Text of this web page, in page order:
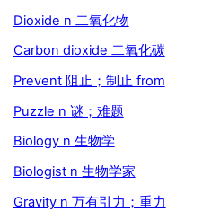
Dioxide n 二氧化物
Carbon dioxide 二氧化碳
Prevent 阻止；制止 from
Puzzle n 谜；难题
Biology n 生物学
Biologist n 生物学家
Gravity n 万有引力；重力